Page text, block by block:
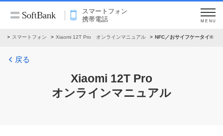
スマートフォン
携帯電話
MENU
スマートフォン Xiaomi 12T Pro オンラインマニュアル NFC／おサイフケータイ®
戻る
Xiaomi 12T Pro
オンラインマニュアル